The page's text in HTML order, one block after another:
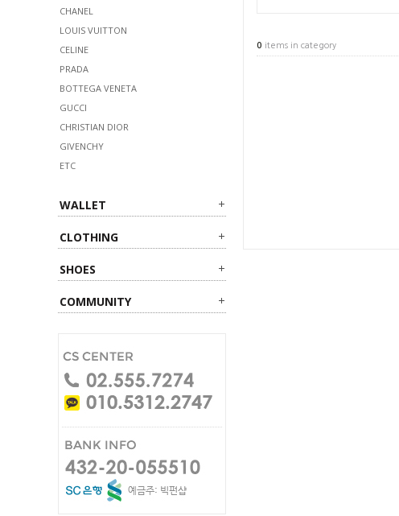
CHANEL
LOUIS VUITTON
CELINE
PRADA
BOTTEGA VENETA
GUCCI
CHRISTIAN DIOR
GIVENCHY
ETC
WALLET
CLOTHING
SHOES
COMMUNITY
0 items in category